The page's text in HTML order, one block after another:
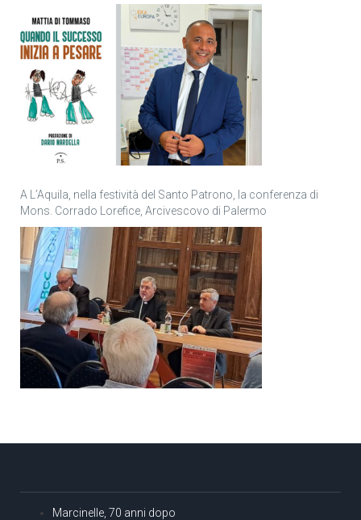
A L’Aquila, nella festività del Santo Patrono, la conferenza di
Mons. Corrado Lorefice, Arcivescovo di Palermo
Marcinelle, 70 anni dopo